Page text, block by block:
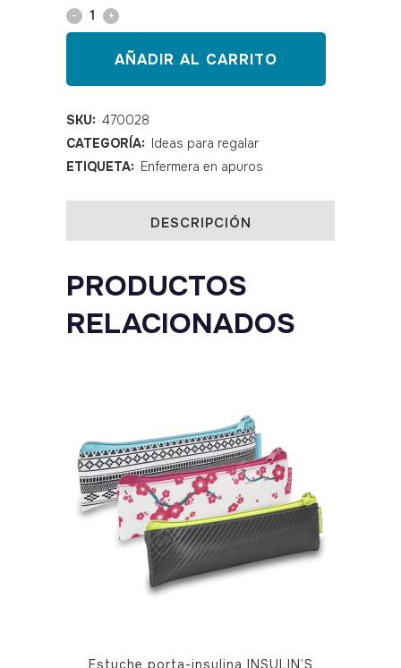
Toalla
mundo
enfermero
quantity
AÑADIR AL CARRITO
SKU: 470028
CATEGORÍA: Ideas para regalar
ETIQUETA: Enfermera en apuros
DESCRIPCIÓN
PRODUCTOS
RELACIONADOS
Estuche porta-insulina INSULIN’S